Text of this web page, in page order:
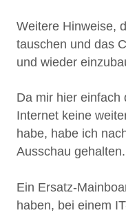
Weitere Hinweise,
tauschen und das
und wieder
Da mir hier einfach
Internet keine
habe, habe ich
Ausschau gehalten.
Ein Ersatz-
haben, bei einem